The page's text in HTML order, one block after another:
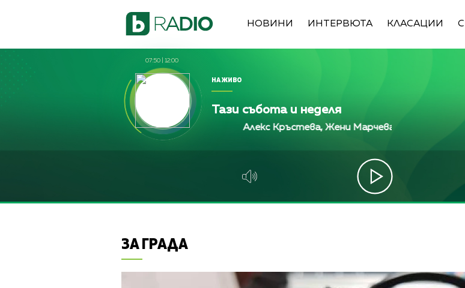
НОВИНИ ИНТЕРВЮТА КЛАСАЦИИ
07:50 12:00
НА ЖИВО
Тази събота и неделя
Алекс Кръстева, Жени Марчева и Диана Любенова
ЗА ГРАДА